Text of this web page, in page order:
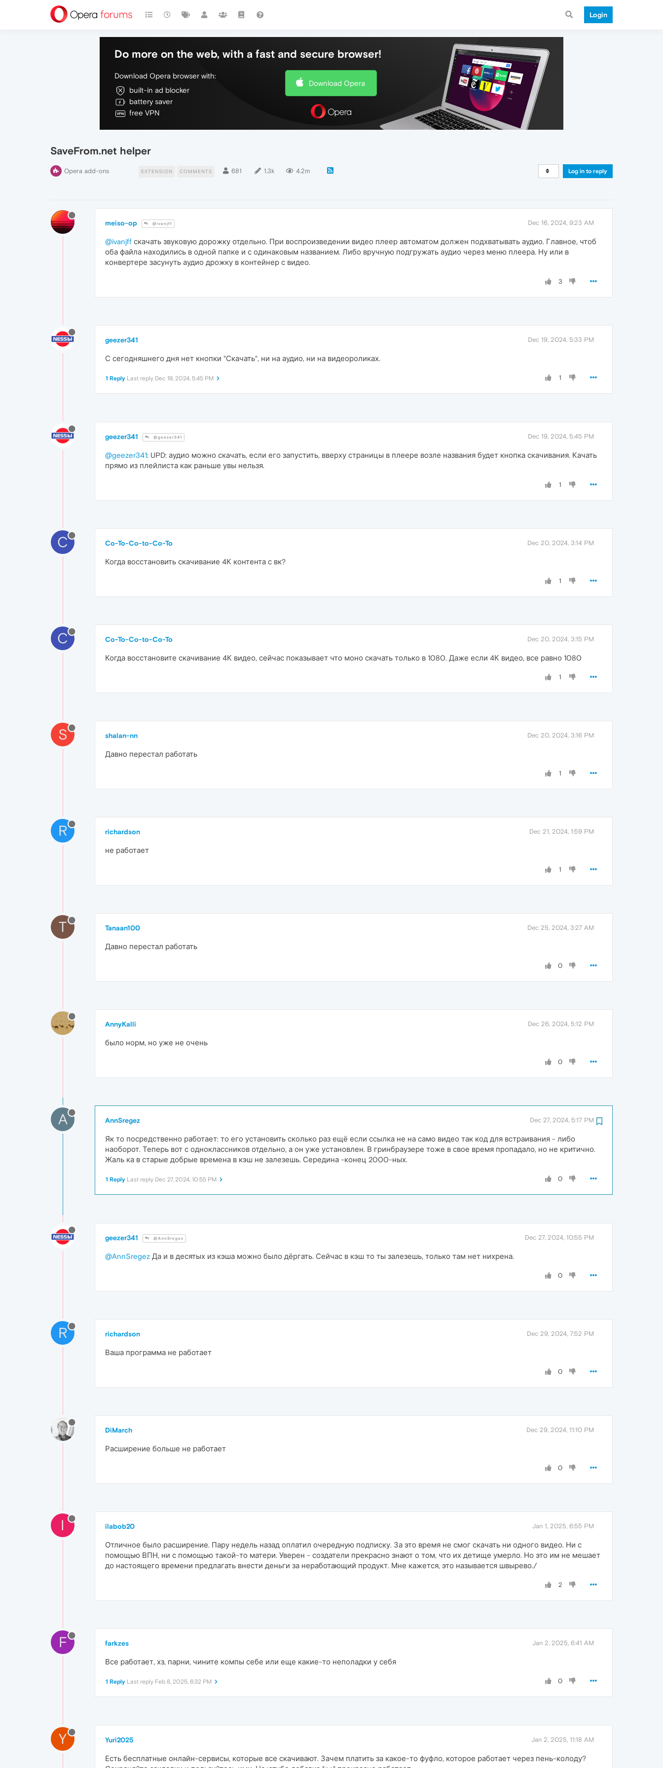
Login
Do more on the web, with a fast and secure browser!
Download Opera browser with:
built-in ad blocker
battery saver
free VPN
Download Opera
SaveFrom.net helper
Opera add-ons EXTENSION COMMENTS 681 1.3k 4.2m Log in to reply
meiso-op @ivanjff Dec 16, 2024, 9:23 AM
@ivanjff скачать звуковую дорожку отдельно. При воспроизведении видео плеер автоматом должен подхватывать аудио. Главное, чтоб
оба файла находились в одной папке и с одинаковым названием. Либо вручную подгружать аудио через меню плеера. Ну или в
конвертере засунуть аудио дрожку в контейнер с видео.
3
geezer341 Dec 19, 2024, 5:33 PM
С сегодняшнего дня нет кнопки "Скачать", ни на аудио, ни на видеороликах.
1
1 Reply Last reply Dec 19, 2024, 5:45 PM
geezer341 @geezer341 Dec 19, 2024, 5:45 PM
@geezer341: UPD: аудио можно скачать, если его запустить, вверху страницы в плеере возле названия будет кнопка скачивания. Качать
прямо из плейлиста как раньше увы нельзя.
1
C Co-To-Co-to-Co-To Dec 20, 2024, 3:14 PM
Когда восстановить скачивание 4К контента с вк?
1
C Co-To-Co-to-Co-To Dec 20, 2024, 3:15 PM
Когда восстановите скачивание 4К видео, сейчас показывает что моно скачать только в 1080. Даже если 4К видео, все равно 1080
1
S shalan-nn Dec 20, 2024, 3:16 PM
Давно перестал работать
1
R richardson Dec 21, 2024, 1:59 PM
не работает
1
T Tanaan100 Dec 25, 2024, 3:27 AM
Давно перестал работать
0
AnnyKalli Dec 26, 2024, 5:12 PM
было норм, но уже не очень
0
A AnnSregez Dec 27, 2024, 5:17 PM
Як то посредственно работает: то его установить сколько раз ещё если ссылка не на само видео так код для встраивания - либо
наоборот. Теперь вот с одноклассников отдельно, а он уже установлен. В гринбраузере тоже в свое время пропадало, но не критично.
Жаль ка в старые добрые времена в кэш не залезешь. Середина -конец 2000-ных.
0
1 Reply Last reply Dec 27, 2024, 10:55 PM
geezer341 @AnnSregez Dec 27, 2024, 10:55 PM
@AnnSregez Да и в десятых из кэша можно было дёргать. Сейчас в кэш то ты залезешь, только там нет нихрена.
0
R richardson Dec 29, 2024, 7:52 PM
Ваша программа не работает
0
DiMarch Dec 29, 2024, 11:10 PM
Расширение больше не работает
0
I ilabob20 Jan 1, 2025, 6:55 PM
Отличное было расширение. Пару недель назад оплатил очередную подписку. За это время не смог скачать ни одного видео. Ни с
помощью ВПН, ни с помощью такой-то матери. Уверен - создатели прекрасно знают о том, что их детище умерло. Но это им не мешает
до настоящего времени предлагать внести деньги за неработающий продукт. Мне кажется, это называется швырево./
2
F farkzes Jan 2, 2025, 6:41 AM
Все работает, хз, парни, чините компы себе или еще какие-то неполадки у себя
0
1 Reply Last reply Feb 8, 2025, 6:32 PM
Y Yuri2025 Jan 2, 2025, 11:18 AM
Есть бесплатные онлайн-сервисы, которые все скачивают. Зачем платить за какое-то фуфло, которое работает через пень-колоду?